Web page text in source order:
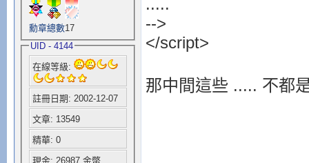
else{
tlayer
tlayer. document
勳章總數17
UID - 4144
在線等級:
註冊日期: 2002-12-07
文章: 13549
精華: 0
現金: 26987 金幣
.....
-->
</script>
那中間這些 ..... 不都